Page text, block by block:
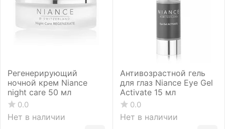
Регенерирующий
ночной крем Niance
night care 50 мл
0.0
Нет в наличии
Антивозрастной гель
для глаз Niance Eye Gel
Activate 15 мл
0.0
Нет в наличии